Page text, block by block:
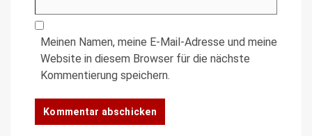
Meinen Namen, meine E-Mail-Adresse und meine
Website in diesem Browser für die nächste
Kommentierung speichern.